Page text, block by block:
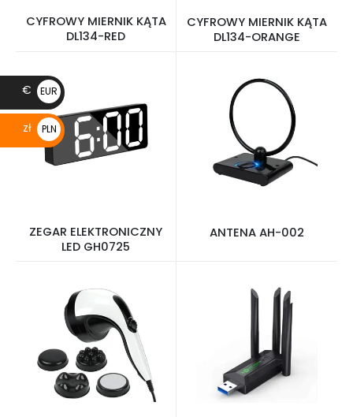
CYFROWY MIERNIK KĄTA
DL134-RED
CYFROWY MIERNIK KĄTA
DL134-ORANGE
ZEGAR ELEKTRONICZNY
LED GH0725
ANTENA AH-002
€
EUR
€
zł
PLN
zł